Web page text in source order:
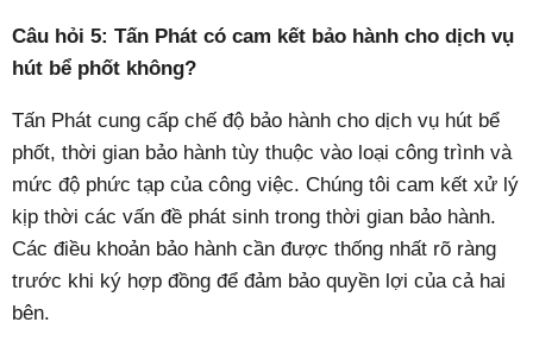
Câu hỏi 5: Tấn Phát có cam kết bảo hành cho dịch vụ
hút bể phốt không?
Tấn Phát cung cấp chế độ bảo hành cho dịch vụ hút bể
phốt, thời gian bảo hành tùy thuộc vào loại công trình và
mức độ phức tạp của công việc. Chúng tôi cam kết xử lý
kịp thời các vấn đề phát sinh trong thời gian bảo hành.
Các điều khoản bảo hành cần được thống nhất rõ ràng
trước khi ký hợp đồng để đảm bảo quyền lợi của cả hai
bên.